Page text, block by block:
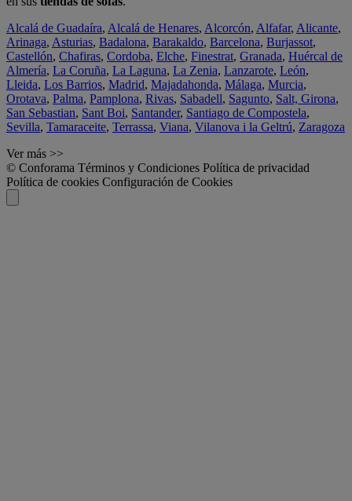
Alcalá de Guadaíra, Alcalá de Henares, Alcorcón, Alfafar, Alicante,
Arinaga, Asturias, Badalona, Barakaldo, Barcelona, Burjassot,
Castellón, Chafiras, Cordoba, Elche, Finestrat, Granada, Huércal de
Almería, La Coruña, La Laguna, La Zenia, Lanzarote, León,
Lleida, Los Barrios, Madrid, Majadahonda, Málaga, Murcia,
Orotava, Palma, Pamplona, Rivas, Sabadell, Sagunto, Salt, Girona,
San Sebastian, Sant Boi, Santander, Santiago de Compostela,
Sevilla, Tamaraceite, Terrassa, Viana, Vilanova i la Geltrú, Zaragoza
Ver más >>
© Conforama Términos y Condiciones Política de privacidad
Política de cookies Configuración de Cookies